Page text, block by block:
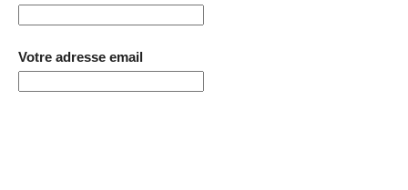
Votre adresse email